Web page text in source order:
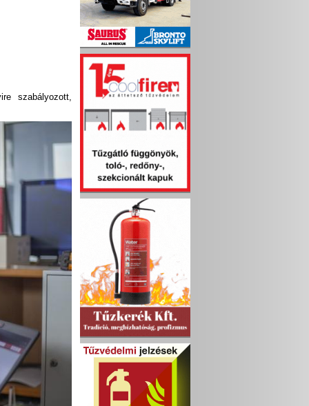
szabályozott,